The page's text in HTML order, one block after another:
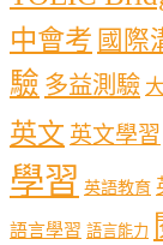
中會考 國際
驗 多益測驗
英文 英文學習
學習 英語教育
語言學習 語言能力